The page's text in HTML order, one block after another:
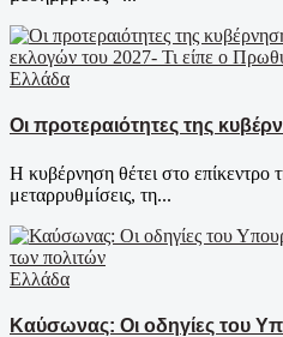
Ελλάδα
Οι προτεραιότητες της
Η κυβέρνηση θέτει στο επίκεντρο
μεταρρυθμίσεις, τη...
Ελλάδα
Καύσωνας: Οι οδηγίες του